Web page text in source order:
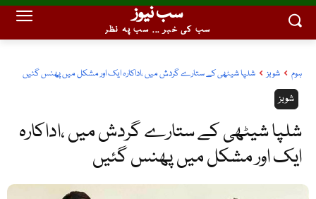
سب نیوز
سب کی خبر ... سب پہ نظر
ہوم شوبز شلپا شیٹھی کے ستارے گردش میں ،اداکارہ ایک اور مشکل میں پھنس گئیں
شوبز
شلپا شیٹھی کے ستارے گردش میں ،اداکارہ
ایک اور مشکل میں پھنس گئیں